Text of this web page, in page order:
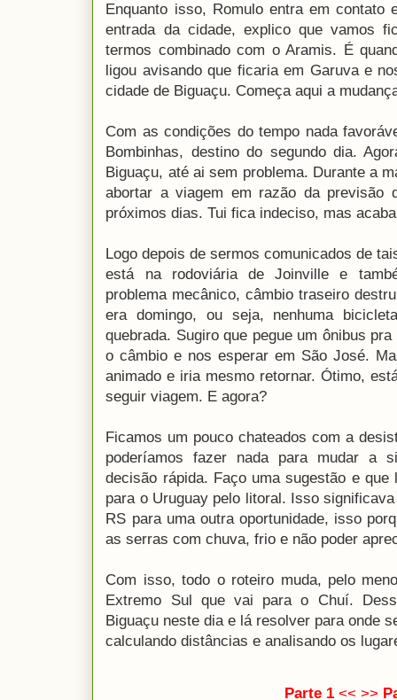
Enquanto isso, Romulo entra em
entrada da cidade, explico que vamos
termos combinado com o Aramis. É
ligou avisando que ficaria em Garuva e
cidade de Biguaçu. Começa aqui a
Com as condições do tempo nada
Bombinhas, destino do segundo dia.
Biguaçu, até ai sem problema. Durante a
abortar a viagem em razão da previsão
próximos dias. Tui fica indeciso, mas
Logo depois de sermos comunicados de
está na rodoviária de Joinville e
problema mecânico, câmbio traseiro
era domingo, ou seja, nenhuma
quebrada. Sugiro que pegue um ônibus
o câmbio e nos esperar em São José.
animado e iria mesmo retornar. Ótimo,
seguir viagem. E agora?
Ficamos um pouco chateados com a
poderíamos fazer nada para mudar a
decisão rápida. Faço uma sugestão e
para o Uruguay pelo litoral. Isso
RS para uma outra oportunidade, isso
as serras com chuva, frio e não poder
Com isso, todo o roteiro muda, pelo
Extremo Sul que vai para o Chuí.
Biguaçu neste dia e lá resolver para onde
calculando distâncias e analisando os
Parte 1 << >>